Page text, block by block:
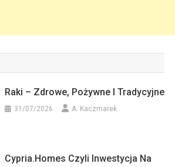
Raki – Zdrowe, Pożywne I Tradycyjne
31/07/2026 A. Kaczmarek
Cypria.homes Czyli Inwestycja Na